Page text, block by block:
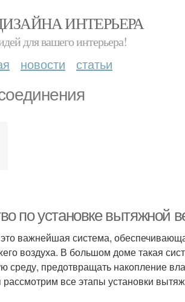
ИНТЕРЬЕРА
для вашего интерьера!
новости статьи
по установке
важнейшая система,
воздуха. В большом доме такая
среду, предотвращать накопление
рассмотрим все этапы установки